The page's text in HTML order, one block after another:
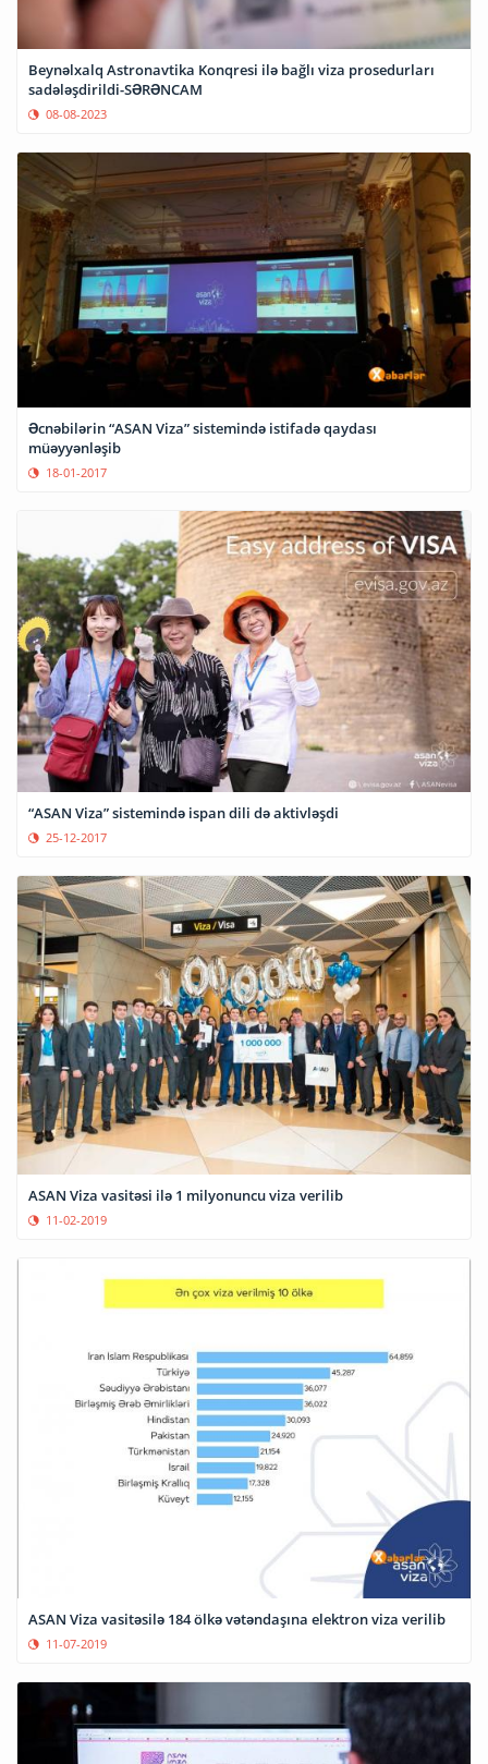
Beynəlxalq Astronavtika Konqresi ilə bağlı viza prosedurları
sadələşdirildi-SƏRƏNCAM
08-08-2023
Əcnəbilərin “ASAN Viza” sistemində istifadə qaydası
müəyyənləşib
18-01-2017
“ASAN Viza” sistemində ispan dili də aktivləşdi
25-12-2017
ASAN Viza vasitəsi ilə 1 milyonuncu viza verilib
11-02-2019
ASAN Viza vasitəsilə 184 ölkə vətəndaşına elektron viza verilib
11-07-2019